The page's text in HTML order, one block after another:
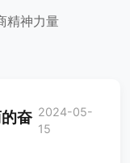
精神力量
奋 2024-05-
15